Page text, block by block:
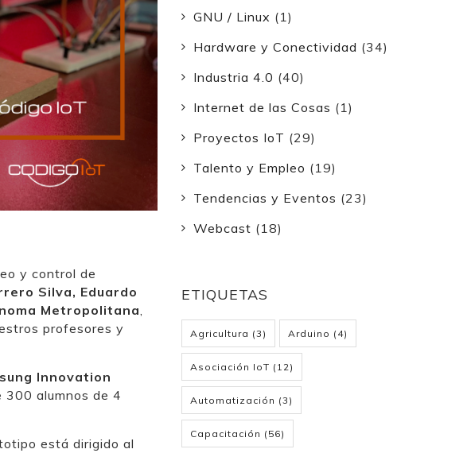
y control de
Silva, Eduardo
Metropolitana,
profesores y
Innovation
300 alumnos de 4
está dirigido al
GNU / Linux (1)
Hardware y Conectividad (34)
Industria 4.0 (40)
Internet de las Cosas (1)
Proyectos IoT (29)
Talento y Empleo (19)
Tendencias y Eventos (23)
Webcast (18)
ETIQUETAS
Agricultura (3) Arduino (4)
Asociación IoT (12)
Automatización (3)
Capacitación (56)